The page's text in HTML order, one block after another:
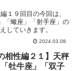
１９回目の今回は、
「蠍座」「射手座」の
していきます。
2024.03.08
相性編２１】天秤
牡牛座」「双子